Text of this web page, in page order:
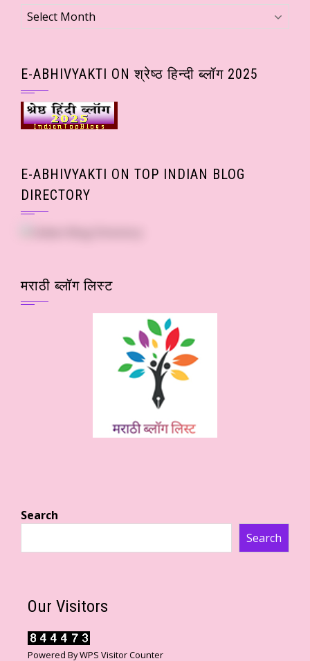
Archives
(Month
E-ABHIVYAKTI ON श्रेष्ठ हिन्दी ब्लॉग 2025
E-ABHIVYAKTI ON TOP INDIAN BLOG
DIRECTORY
मराठी ब्लॉग लिस्ट
Search
Search
Our Visitors
Powered ByWPS Visitor Counter